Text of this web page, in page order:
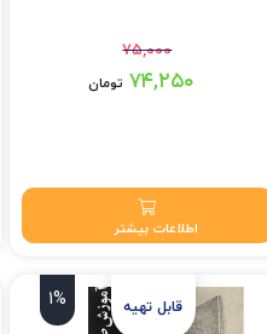
۷۵,۰۰۰
قیمت اصلی: ۷۵,۰۰۰ تومان بود.۷۴,۲۵۰ تومان
اطلاعات بیشتر
1%